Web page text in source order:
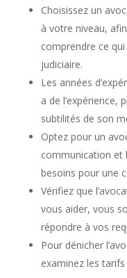
Choisissez un
à votre niveau,
comprendre ce
judiciaire.
Les années
a de l’expérience,
subtilités de son
Optez pour un
communication et
besoins pour une
Vérifiez que
vous aider, vous
répondre à vos
Pour dénicher
examinez les